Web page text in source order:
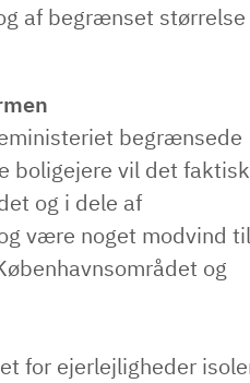
af begrænset størrelse
begrænsede
boligejere vil det
og i dele af
være noget modvind til
og
for ejerlejligheder